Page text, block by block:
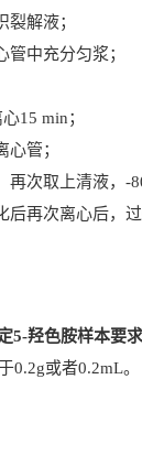
裂解液；
管中充分匀浆；
15 min；
管；
再次取上清液，-
后再次离心后，
5-羟色胺样本要求
0.2g或者0.2mL。